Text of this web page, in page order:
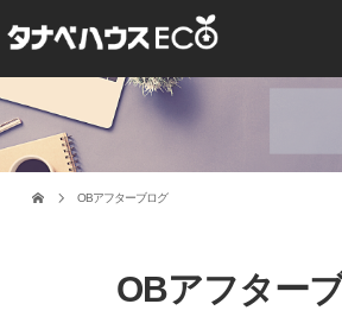
OBアフターブログ
OBアフター